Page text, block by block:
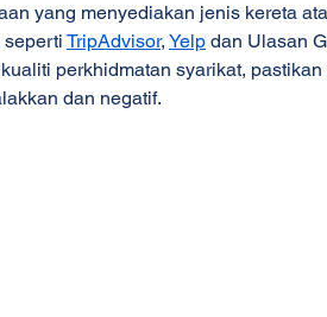
yang menyediakan jenis kereta
seperti TripAdvisor, Yelp dan Ulasan
perkhidmatan syarikat,
dan negatif.